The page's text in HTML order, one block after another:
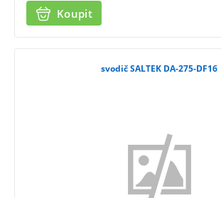
Koupit
svodič SALTEK DA-275-DF16